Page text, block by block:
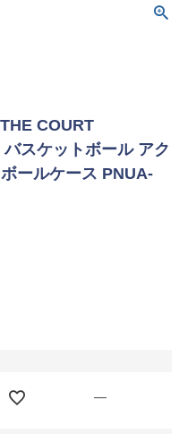
COURT
スケットボール アク
ールケース PNUA-
—